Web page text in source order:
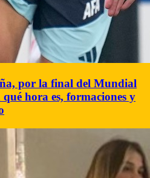
por la final del Mundial
hora es, formaciones y